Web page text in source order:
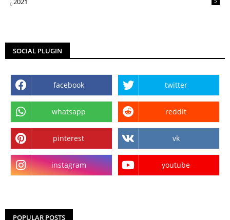
SOCIAL PLUGIN
facebook twitter
whatsapp reddit
pinterest vk
instagram youtube
POPULAR POSTS